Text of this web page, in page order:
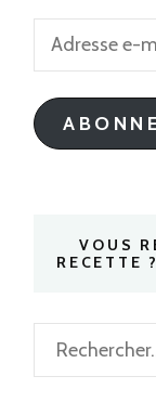
Adresse
mail
VOUS
RECETTE
Rechercher :